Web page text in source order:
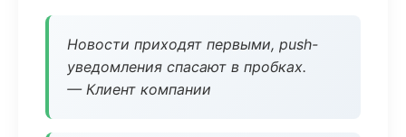
Новости приходят первыми, push-
уведомления спасают в пробках.
— Клиент компании